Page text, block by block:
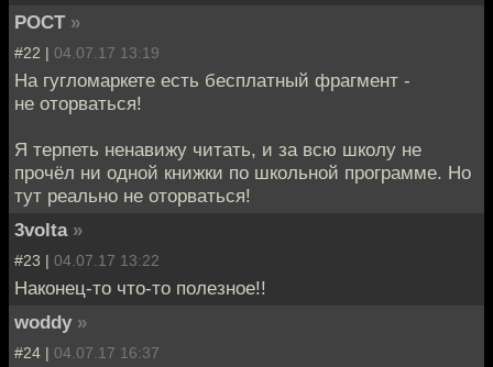
POCT »
#22 | 04.07.17 13:19
На гугломаркете есть бесплатный фрагмент -
не оторваться!
Я терпеть ненавижу читать, и за всю школу не
прочёл ни одной книжки по школьной программе. Но
тут реально не оторваться!
3volta »
#23 | 04.07.17 13:22
Наконец-то что-то полезное!!
woddy »
#24 | 04.07.17 16:37